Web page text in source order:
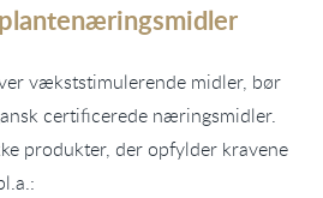
vækststimulerende midler, bør
certificerede næringsmidler.
produkter, der opfylder kravene